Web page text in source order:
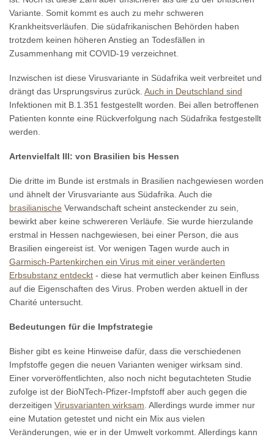
Variante. Somit kommt es auch zu mehr schweren
Krankheitsverläufen. Die südafrikanischen Behörden haben
trotzdem keinen höheren Anstieg an Todesfällen in
Zusammenhang mit COVID-19 verzeichnet.
Inzwischen ist diese Virusvariante in Südafrika weit verbreitet und
drängt das Ursprungsvirus zurück. Auch in Deutschland sind
Infektionen mit B.1.351 festgestellt worden. Bei allen betroffenen
Patienten konnte eine Rückverfolgung nach Südafrika festgestellt
werden.
Artenvielfalt III: von Brasilien bis Hessen
Die dritte im Bunde ist erstmals in Brasilien nachgewiesen worden
und ähnelt der Virusvariante aus Südafrika. Auch die
brasilianische Verwandschaft scheint ansteckender zu sein,
bewirkt aber keine schwereren Verläufe. Sie wurde hierzulande
erstmal in Hessen nachgewiesen, bei einer Person, die aus
Brasilien eingereist ist. Vor wenigen Tagen wurde auch in
Garmisch-Partenkirchen ein Virus mit einer veränderten
Erbsubstanz entdeckt - diese hat vermutlich aber keinen Einfluss
auf die Eigenschaften des Virus. Proben werden aktuell in der
Charité untersucht.
Bedeutungen für die Impfstrategie
Bisher gibt es keine Hinweise dafür, dass die verschiedenen
Impfstoffe gegen die neuen Varianten weniger wirksam sind.
Einer vorveröffentlichten, also noch nicht begutachteten Studie
zufolge ist der BioNTech-Pfizer-Impfstoff aber auch gegen die
derzeitigen Virusvarianten wirksam . Allerdings wurde immer nur
eine Mutation getestet und nicht ein Mix aus vielen
Veränderungen, wie er in der Umwelt vorkommt. Allerdings kann